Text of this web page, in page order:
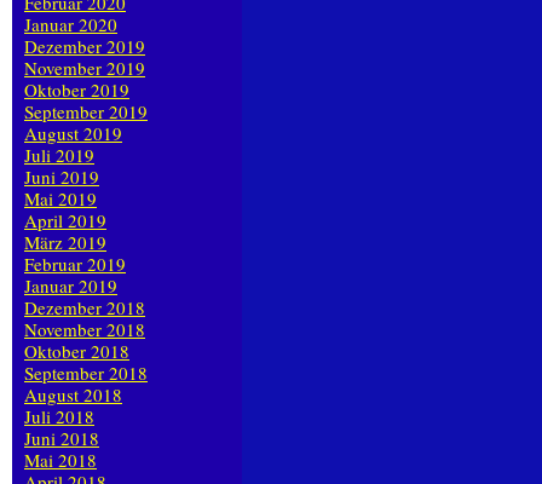
Januar 2020
Dezember 2019
November 2019
Oktober 2019
September 2019
August 2019
Juli 2019
Juni 2019
Mai 2019
April 2019
März 2019
Februar 2019
Januar 2019
Dezember 2018
November 2018
Oktober 2018
September 2018
August 2018
Juli 2018
Juni 2018
Mai 2018